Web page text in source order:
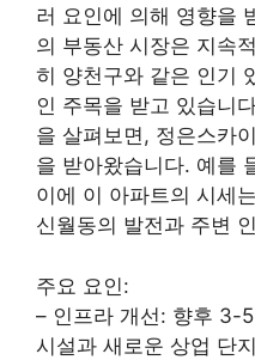
러 요인에 의해 영향을
의 부동산 시장은 지속
히 양천구와 같은 인기
인 주목을 받고 있습니
을 살펴보면, 정은스카
을 받아왔습니다. 예를
이에 이 아파트의 시세
신월동의 발전과 주변
주요 요인:
– 인프라 개선: 향후 3-
시설과 새로운 상업 단